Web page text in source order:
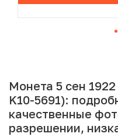
Монета 5 сен
K10-5691):
качественные
разрешении,